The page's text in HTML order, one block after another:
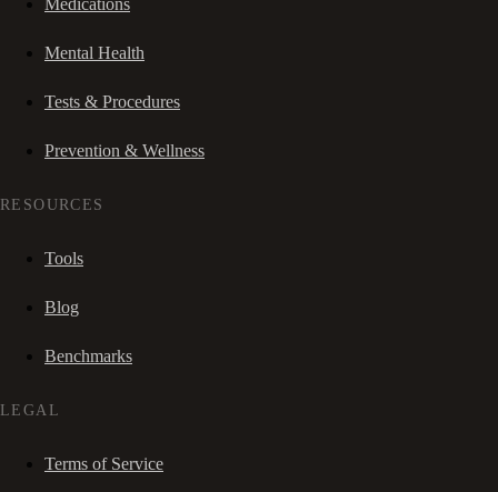
Medications
Mental Health
Tests & Procedures
Prevention & Wellness
RESOURCES
Tools
Blog
Benchmarks
LEGAL
Terms of Service